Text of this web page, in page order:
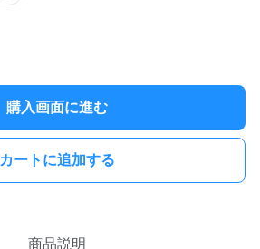
購入画面に進む
カートに追加する
商品説明